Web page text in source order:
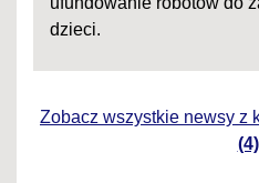
dzieci.
Zobacz wszystkie newsy z
(4)